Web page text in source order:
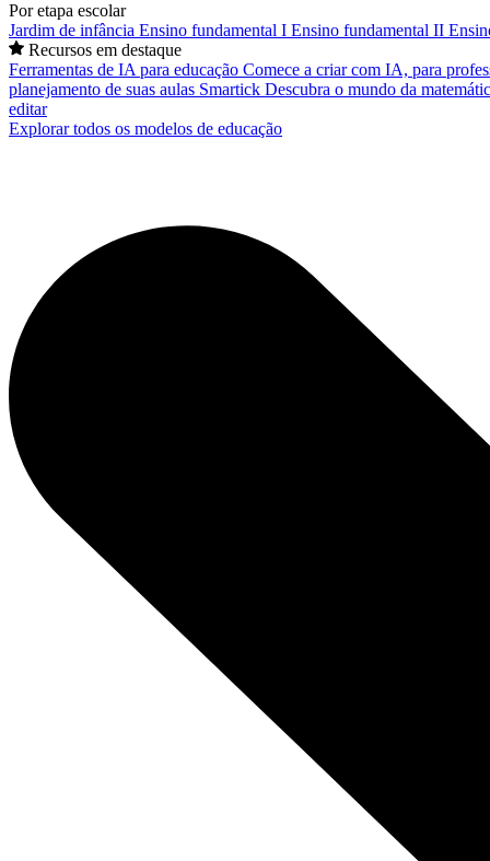
Por etapa escolar
Jardim de infância Ensino fundamental I Ensino fundamental II
Recursos em destaque
Ferramentas de IA para educação Comece a criar com IA, para
planejamento de suas aulas Smartick Descubra o mundo da
editar
Explorar todos os modelos de educação